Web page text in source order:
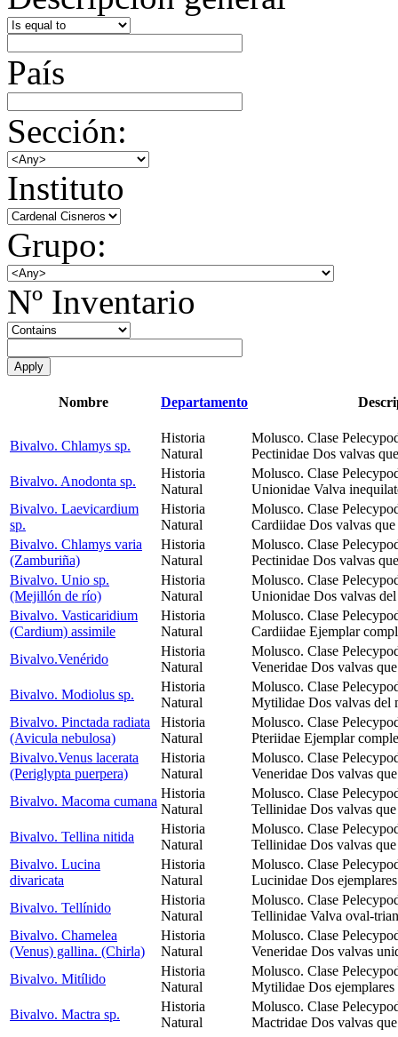
País
Sección:
Instituto
Grupo:
Nº Inventario
Nombre Departamento
Bivalvo. Chlamys sp.
Historia
Natural
Molusco. Clase
Pectinidae Dos valvas
Bivalvo. Anodonta sp.
Historia
Natural
Molusco. Clase
Unionidae Valva
Bivalvo. Laevicardium
sp.
Historia
Natural
Molusco. Clase
Cardiidae Dos valvas
Bivalvo. Chlamys varia
(Zamburiña)
Historia
Natural
Molusco. Clase
Pectinidae Dos valvas
Bivalvo. Unio sp.
(Mejillón de río)
Historia
Natural
Molusco. Clase
Unionidae Dos valvas
Bivalvo. Vasticaridium
(Cardium) assimile
Historia
Natural
Molusco. Clase
Cardiidae Ejemplar
Bivalvo.Venérido
Historia
Natural
Molusco. Clase
Veneridae Dos valvas
Bivalvo. Modiolus sp.
Historia
Natural
Molusco. Clase
Mytilidae Dos valvas del
Bivalvo. Pinctada radiata
(Avicula nebulosa)
Historia
Natural
Molusco. Clase
Pteriidae Ejemplar
Bivalvo.Venus lacerata
(Periglypta puerpera)
Historia
Natural
Molusco. Clase
Veneridae Dos valvas
Bivalvo. Macoma cumana
Historia
Natural
Molusco. Clase
Tellinidae Dos valvas
Bivalvo. Tellina nitida
Historia
Natural
Molusco. Clase
Tellinidae Dos valvas
Bivalvo. Lucina
divaricata
Historia
Natural
Molusco. Clase
Lucinidae Dos
Bivalvo. Tellínido
Historia
Natural
Molusco. Clase
Tellinidae Valva oval-
Bivalvo. Chamelea
(Venus) gallina. (Chirla)
Historia
Natural
Molusco. Clase
Veneridae Dos valvas
Bivalvo. Mitílido
Historia
Natural
Molusco. Clase
Mytilidae Dos ejemplares
Bivalvo. Mactra sp.
Historia
Natural
Molusco. Clase
Mactridae Dos valvas